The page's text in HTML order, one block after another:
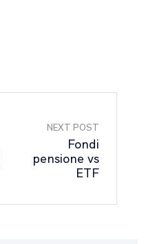
NEXT POST
Fondi
pensione vs
ETF